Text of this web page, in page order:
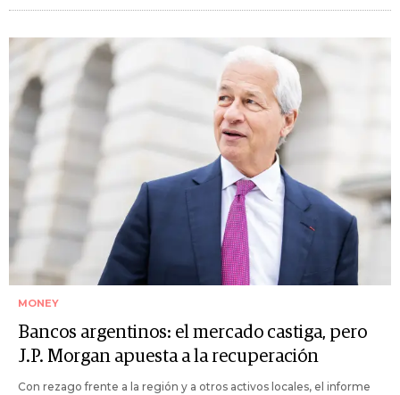
MONEY
Bancos argentinos: el mercado castiga, pero
J.P. Morgan apuesta a la recuperación
Con rezago frente a la región y a otros activos locales, el informe